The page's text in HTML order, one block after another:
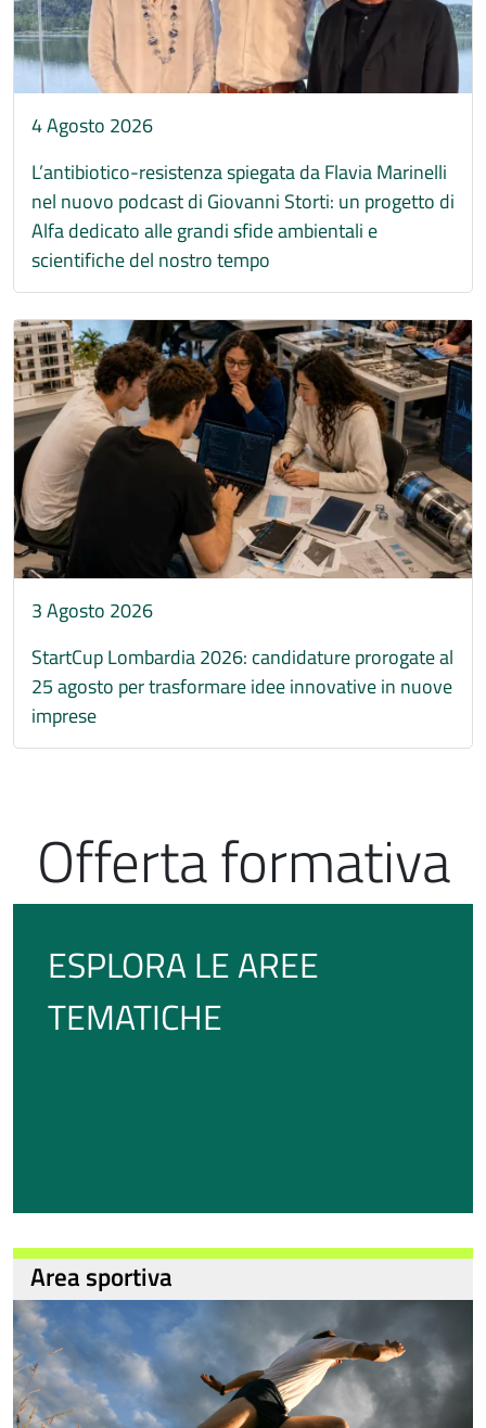
4 Agosto 2026
L’antibiotico-resistenza spiegata da Flavia Marinelli
nel nuovo podcast di Giovanni Storti: un progetto di
Alfa dedicato alle grandi sfide ambientali e
scientifiche del nostro tempo
Immagine
3 Agosto 2026
StartCup Lombardia 2026: candidature prorogate al
25 agosto per trasformare idee innovative in nuove
imprese
Offerta formativa
ESPLORA LE AREE
TEMATICHE
Area sportiva